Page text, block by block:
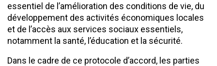
essentiel de l’amélioration des conditions de vie, du
développement des activités économiques locales
et de l’accès aux services sociaux essentiels,
notamment la santé, l’éducation et la sécurité.
Dans le cadre de ce protocole d’accord, les parties